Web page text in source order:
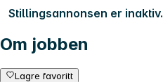
Stillingsannonsen er inaktiv.
Om jobben
Lagre favoritt